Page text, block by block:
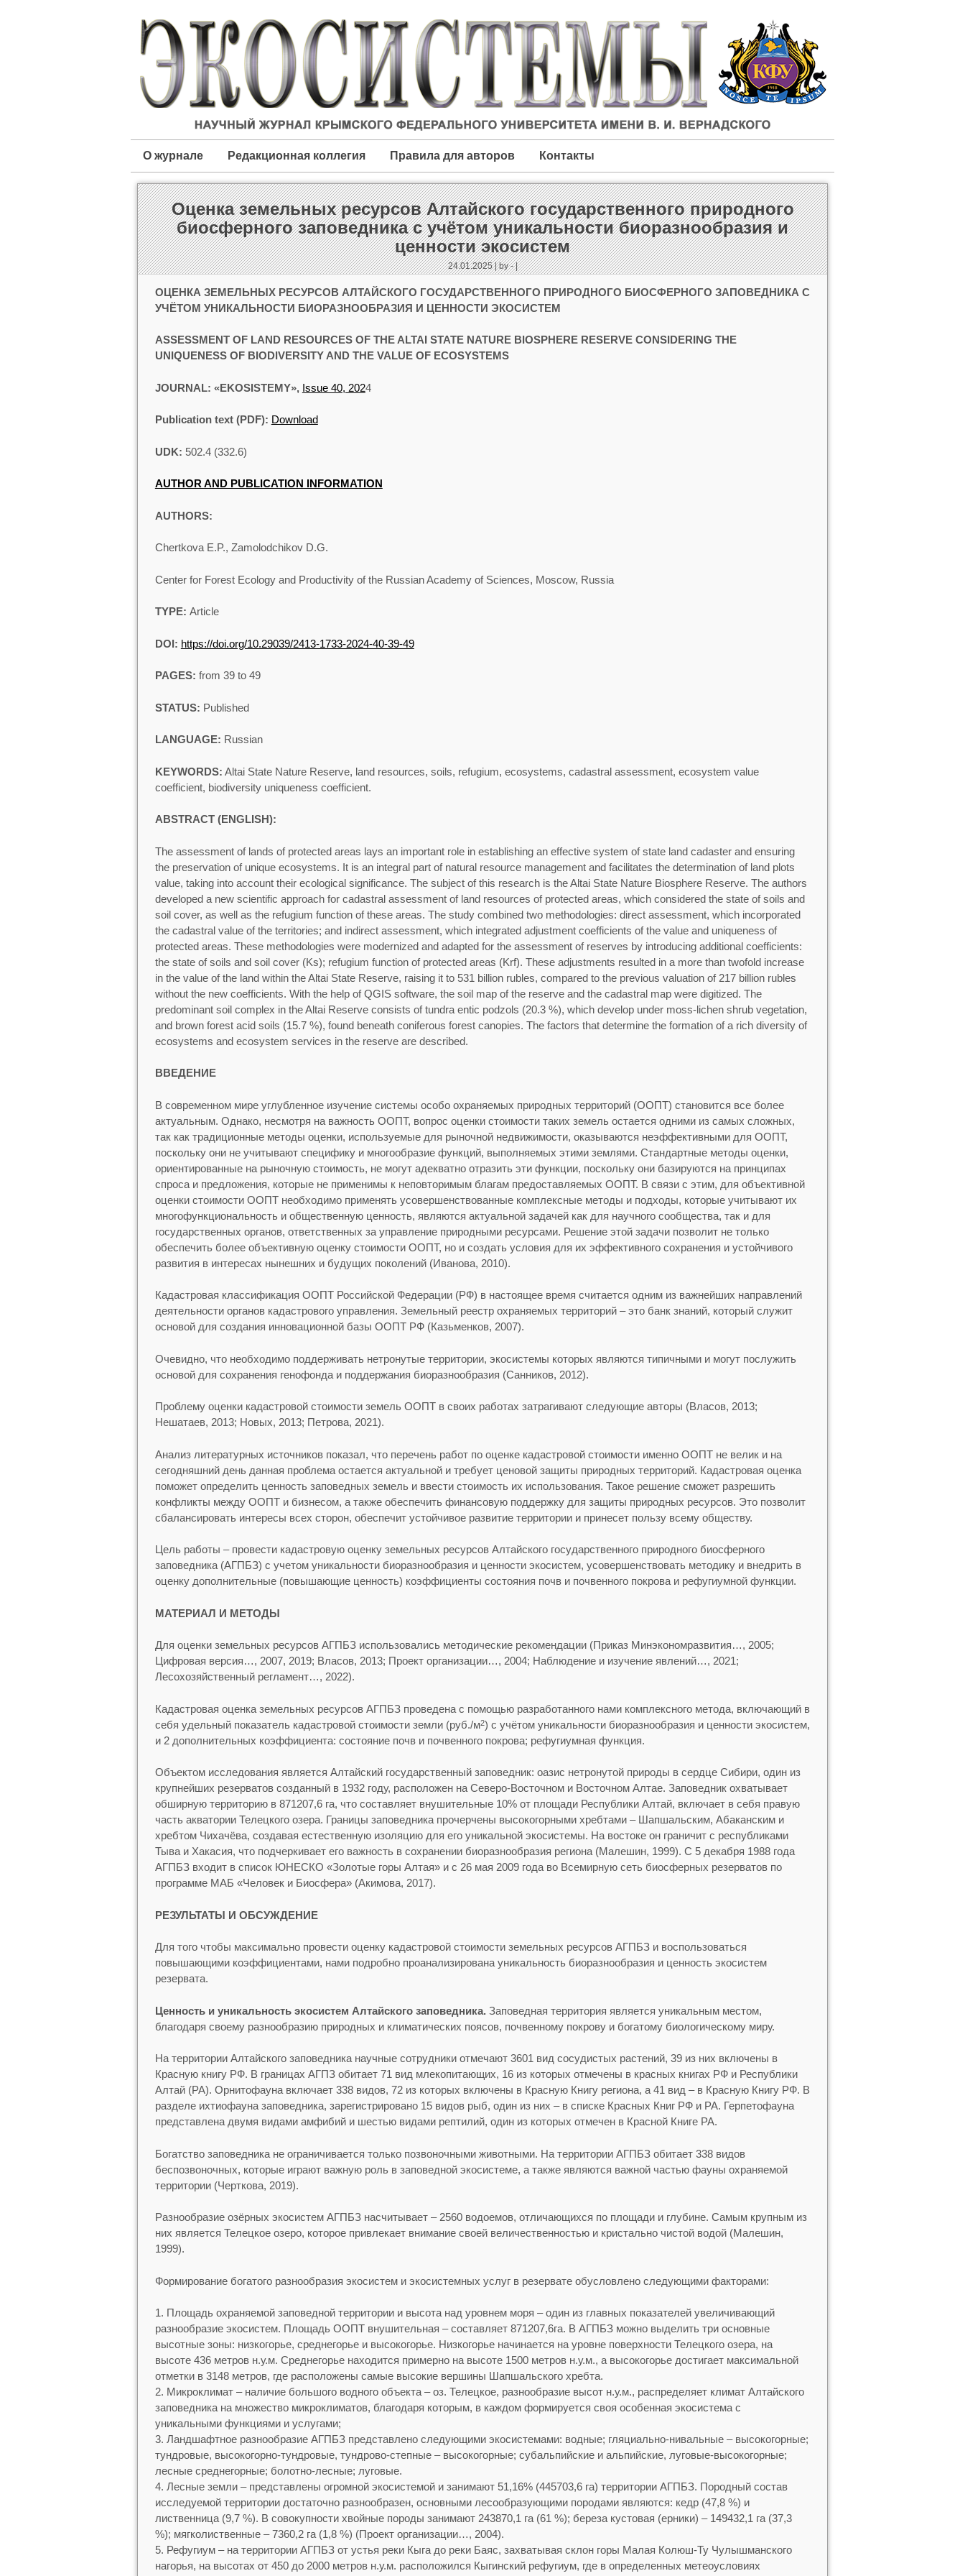
О журнале Редакционная коллегия Правила для авторов Контакты
Оценка земельных ресурсов Алтайского государственного природного
биосферного заповедника с учётом уникальности биоразнообразия и
ценности экосистем
24.01.2025 | by - |
ОЦЕНКА ЗЕМЕЛЬНЫХ РЕСУРСОВ АЛТАЙСКОГО ГОСУДАРСТВЕННОГО ПРИРОДНОГО БИОСФЕРНОГО ЗАПОВЕДНИКА С
УЧЁТОМ УНИКАЛЬНОСТИ БИОРАЗНООБРАЗИЯ И ЦЕННОСТИ ЭКОСИСТЕМ
ASSESSMENT OF LAND RESOURCES OF THE ALTAI STATE NATURE BIOSPHERE RESERVE CONSIDERING THE
UNIQUENESS OF BIODIVERSITY AND THE VALUE OF ECOSYSTEMS
JOURNAL: «EKOSISTEMY», Issue 40, 2024
Publication text (PDF): Download
UDK: 502.4 (332.6)
AUTHOR AND PUBLICATION INFORMATION
AUTHORS:
Chertkova E.P., Zamolodchikov D.G.
Center for Forest Ecology and Productivity of the Russian Academy of Sciences, Moscow, Russia
TYPE: Article
DOI: https://doi.org/10.29039/2413-1733-2024-40-39-49
PAGES: from 39 to 49
STATUS: Published
LANGUAGE: Russian
KEYWORDS: Altai State Nature Reserve, land resources, soils, refugium, ecosystems, cadastral assessment, ecosystem value
coefficient, biodiversity uniqueness coefficient.
ABSTRACT (ENGLISH):
The assessment of lands of protected areas lays an important role in establishing an effective system of state land cadaster and ensuring
the preservation of unique ecosystems. It is an integral part of natural resource management and facilitates the determination of land plots
value, taking into account their ecological significance. The subject of this research is the Altai State Nature Biosphere Reserve. The authors
developed a new scientific approach for cadastral assessment of land resources of protected areas, which considered the state of soils and
soil cover, as well as the refugium function of these areas. The study combined two methodologies: direct assessment, which incorporated
the cadastral value of the territories; and indirect assessment, which integrated adjustment coefficients of the value and uniqueness of
protected areas. These methodologies were modernized and adapted for the assessment of reserves by introducing additional coefficients:
the state of soils and soil cover (Ks); refugium function of protected areas (Krf). These adjustments resulted in a more than twofold increase
in the value of the land within the Altai State Reserve, raising it to 531 billion rubles, compared to the previous valuation of 217 billion rubles
without the new coefficients. With the help of QGIS software, the soil map of the reserve and the cadastral map were digitized. The
predominant soil complex in the Altai Reserve consists of tundra entic podzols (20.3 %), which develop under moss-lichen shrub vegetation,
and brown forest acid soils (15.7 %), found beneath coniferous forest canopies. The factors that determine the formation of a rich diversity of
ecosystems and ecosystem services in the reserve are described.
ВВЕДЕНИЕ
В современном мире углубленное изучение системы особо охраняемых природных территорий (ООПТ) становится все более
актуальным. Однако, несмотря на важность ООПТ, вопрос оценки стоимости таких земель остается одними из самых сложных,
так как традиционные методы оценки, используемые для рыночной недвижимости, оказываются неэффективными для ООПТ,
поскольку они не учитывают специфику и многообразие функций, выполняемых этими землями. Стандартные методы оценки,
ориентированные на рыночную стоимость, не могут адекватно отразить эти функции, поскольку они базируются на принципах
спроса и предложения, которые не применимы к неповторимым благам предоставляемых ООПТ. В связи с этим, для объективной
оценки стоимости ООПТ необходимо применять усовершенствованные комплексные методы и подходы, которые учитывают их
многофункциональность и общественную ценность, являются актуальной задачей как для научного сообщества, так и для
государственных органов, ответственных за управление природными ресурсами. Решение этой задачи позволит не только
обеспечить более объективную оценку стоимости ООПТ, но и создать условия для их эффективного сохранения и устойчивого
развития в интересах нынешних и будущих поколений (Иванова, 2010).
Кадастровая классификация ООПТ Российской Федерации (РФ) в настоящее время считается одним из важнейших направлений
деятельности органов кадастрового управления. Земельный реестр охраняемых территорий – это банк знаний, который служит
основой для создания инновационной базы ООПТ РФ (Казьменков, 2007).
Очевидно, что необходимо поддерживать нетронутые территории, экосистемы которых являются типичными и могут послужить
основой для сохранения генофонда и поддержания биоразнообразия (Санников, 2012).
Проблему оценки кадастровой стоимости земель ООПТ в своих работах затрагивают следующие авторы (Власов, 2013;
Нешатаев, 2013; Новых, 2013; Петрова, 2021).
Анализ литературных источников показал, что перечень работ по оценке кадастровой стоимости именно ООПТ не велик и на
сегодняшний день данная проблема остается актуальной и требует ценовой защиты природных территорий. Кадастровая оценка
поможет определить ценность заповедных земель и ввести стоимость их использования. Такое решение сможет разрешить
конфликты между ООПТ и бизнесом, а также обеспечить финансовую поддержку для защиты природных ресурсов. Это позволит
сбалансировать интересы всех сторон, обеспечит устойчивое развитие территории и принесет пользу всему обществу.
Цель работы – провести кадастровую оценку земельных ресурсов Алтайского государственного природного биосферного
заповедника (АГПБЗ) с учетом уникальности биоразнообразия и ценности экосистем, усовершенствовать методику и внедрить в
оценку дополнительные (повышающие ценность) коэффициенты состояния почв и почвенного покрова и рефугиумной функции.
МАТЕРИАЛ И МЕТОДЫ
Для оценки земельных ресурсов АГПБЗ использовались методические рекомендации (Приказ Минэкономразвития…, 2005;
Цифровая версия…, 2007, 2019; Власов, 2013; Проект организации…, 2004; Наблюдение и изучение явлений…, 2021;
Лесохозяйственный регламент…, 2022).
Кадастровая оценка земельных ресурсов АГПБЗ проведена с помощью разработанного нами комплексного метода, включающий в
себя удельный показатель кадастровой стоимости земли (руб./м2) с учётом уникальности биоразнообразия и ценности экосистем,
и 2 дополнительных коэффициента: состояние почв и почвенного покрова; рефугиумная функция.
Объектом исследования является Алтайский государственный заповедник: оазис нетронутой природы в сердце Сибири, один из
крупнейших резерватов созданный в 1932 году, расположен на Северо-Восточном и Восточном Алтае. Заповедник охватывает
обширную территорию в 871207,6 га, что составляет внушительные 10% от площади Республики Алтай, включает в себя правую
часть акватории Телецкого озера. Границы заповедника прочерчены высокогорными хребтами – Шапшальским, Абаканским и
хребтом Чихачёва, создавая естественную изоляцию для его уникальной экосистемы. На востоке он граничит с республиками
Тыва и Хакасия, что подчеркивает его важность в сохранении биоразнообразия региона (Малешин, 1999). С 5 декабря 1988 года
АГПБЗ входит в список ЮНЕСКО «Золотые горы Алтая» и с 26 мая 2009 года во Всемирную сеть биосферных резерватов по
программе МАБ «Человек и Биосфера» (Акимова, 2017).
РЕЗУЛЬТАТЫ И ОБСУЖДЕНИЕ
Для того чтобы максимально провести оценку кадастровой стоимости земельных ресурсов АГПБЗ и воспользоваться
повышающими коэффициентами, нами подробно проанализирована уникальность биоразнообразия и ценность экосистем
резервата.
Ценность и уникальность экосистем Алтайского заповедника. Заповедная территория является уникальным местом,
благодаря своему разнообразию природных и климатических поясов, почвенному покрову и богатому биологическому миру.
На территории Алтайского заповедника научные сотрудники отмечают 3601 вид сосудистых растений, 39 из них включены в
Красную книгу РФ. В границах АГПЗ обитает 71 вид млекопитающих, 16 из которых отмечены в красных книгах РФ и Республики
Алтай (РА). Орнитофауна включает 338 видов, 72 из которых включены в Красную Книгу региона, а 41 вид – в Красную Книгу РФ. В
разделе ихтиофауна заповедника, зарегистрировано 15 видов рыб, один из них – в списке Красных Книг РФ и РА. Герпетофауна
представлена двумя видами амфибий и шестью видами рептилий, один из которых отмечен в Красной Книге РА.
Богатство заповедника не ограничивается только позвоночными животными. На территории АГПБЗ обитает 338 видов
беспозвоночных, которые играют важную роль в заповедной экосистеме, а также являются важной частью фауны охраняемой
территории (Черткова, 2019).
Разнообразие озёрных экосистем АГПБЗ насчитывает – 2560 водоемов, отличающихся по площади и глубине. Самым крупным из
них является Телецкое озеро, которое привлекает внимание своей величественностью и кристально чистой водой (Малешин,
1999).
Формирование богатого разнообразия экосистем и экосистемных услуг в резервате обусловлено следующими факторами:
Площадь охраняемой заповедной территории и высота над уровнем моря – один из главных показателей увеличивающий
разнообразие экосистем. Площадь ООПТ внушительная – составляет 871207,6га. В АГПБЗ можно выделить три основные
высотные зоны: низкогорье, среднегорье и высокогорье. Низкогорье начинается на уровне поверхности Телецкого озера, на
высоте 436 метров н.у.м. Среднегорье находится примерно на высоте 1500 метров н.у.м., а высокогорье достигает максимальной
отметки в 3148 метров, где расположены самые высокие вершины Шапшальского хребта.
Микроклимат – наличие большого водного объекта – оз. Телецкое, разнообразие высот н.у.м., распределяет климат Алтайского
заповедника на множество микроклиматов, благодаря которым, в каждом формируется своя особенная экосистема с
уникальными функциями и услугами;
Ландшафтное разнообразие АГПБЗ представлено следующими экосистемами: водные; гляциально-нивальные – высокогорные;
тундровые, высокогорно-тундровые, тундрово-степные – высокогорные; субальпийские и альпийские, луговые-высокогорные;
лесные среднегорные; болотно-лесные; луговые.
Лесные земли – представлены огромной экосистемой и занимают 51,16% (445703,6 га) территории АГПБЗ. Породный состав
исследуемой территории достаточно разнообразен, основными лесообразующими породами являются: кедр (47,8 %) и
лиственница (9,7 %). В совокупности хвойные породы занимают 243870,1 га (61 %); береза кустовая (ерники) – 149432,1 га (37,3
%); мягколиственные – 7360,2 га (1,8 %) (Проект организации…, 2004).
Рефугиум – на территории АГПБЗ от устья реки Кыга до реки Баяс, захватывая склон горы Малая Колюш-Ту Чулышманского
нагорья, на высотах от 450 до 2000 метров н.у.м. расположился Кыгинский рефугиум, где в определенных метеоусловиях